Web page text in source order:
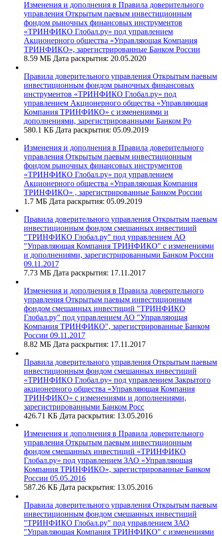
Изменения и дополнения в Правила доверительного
управления Открытым паевым инвестиционным
фондом рыночных финансовых инструментов
«ТРИНФИКО Глобал.ру» под управлением
Акционерного общества «Управляющая Компания
ТРИНФИКО», зарегистрированные Банком России
8.59 МБ Дата раскрытия: 20.05.2020
Правила доверительного управления Открытым паевым
инвестиционным фондом рыночных финансовых
инструментов «ТРИНФИКО Глобал.ру» под
управлением Акционерного общества «Управляющая
Компания ТРИНФИКО» с изменениями и
дополнениями, зарегистрированными Банком Ро
580.1 КБ Дата раскрытия: 05.09.2019
Изменения и дополнения в Правила доверительного
управления Открытым паевым инвестиционным
фондом рыночных финансовых инструментов
«ТРИНФИКО Глобал.ру» под управлением
Акционерного общества «Управляющая Компания
ТРИНФИКО» , зарегистрированные Банком России
1.7 МБ Дата раскрытия: 05.09.2019
Правила доверительного управления Открытым паевым
инвестиционным фондом смешанных инвестиций
"ТРИНФИКО Глобал.ру" под управлением АО
"Управляющая Компания ТРИНФИКО" с изменениями
и дополнениями, зарегистрированными Банком России
09.11.2017
7.73 МБ Дата раскрытия: 17.11.2017
Изменения и дополнения в Правила доверительного
управления Открытым паевым инвестиционным
фондом смешанных инвестиций "ТРИНФИКО
Глобал.ру" под управлением АО "Управляющая
Компания ТРИНФИКО", зарегистрированные Банком
России 09.11.2017
8.82 МБ Дата раскрытия: 17.11.2017
Правила доверительного управления Открытым паевым
инвестиционным фондом смешанных инвестиций
«ТРИНФИКО Глобал.ру» под управлением Закрытого
акционерного общества «Управляющая Компания
ТРИНФИКО» с изменениями и дополнениями,
зарегистрированными Банком Росс
426.71 КБ Дата раскрытия: 13.05.2016
Изменения и дополнения в Правила доверительного
управления Открытым паевым инвестиционным
фондом смешанных инвестиций «ТРИНФИКО
Глобал.ру» под управлением ЗАО «Управляющая
Компания ТРИНФИКО», зарегистрированные Банком
России 05.05.2016
587.26 КБ Дата раскрытия: 13.05.2016
Правила доверительного управления Открытым паевым
инвестиционным фондом смешанных инвестиций
"ТРИНФИКО Глобал.ру" под управлением ЗАО
"Управляющая Компания ТРИНФИКО" с изменениями